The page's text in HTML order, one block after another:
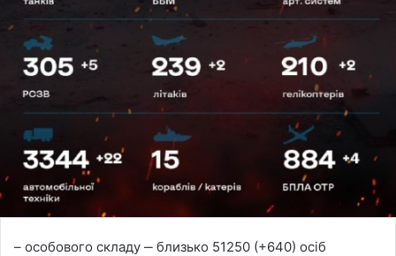
– особового складу ‒ близько 51250 (+640) осіб